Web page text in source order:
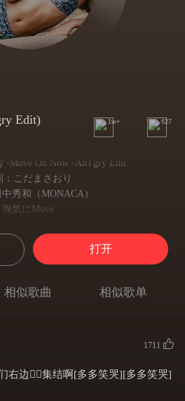
Edit) 1w+ 627
-Move On Now -AnTgry Edit
：こだまさおり
秀和（MONACA）
強気にMove
ハートにKiss
心之吻
のまま未来も
就这样未来也
変えれそう
中的自己谈恋爱
因为我
打开
相似歌曲 相似歌单
1711
右边👉🏻集结啊[多多笑哭][多多笑哭]